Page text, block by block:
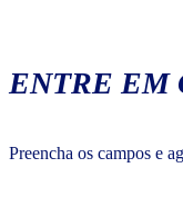
ENTRE EM
Preencha os campos e